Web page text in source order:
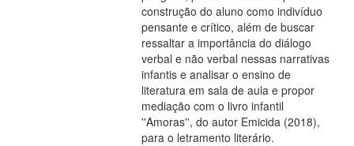
construção do aluno como indivíduo
pensante e crítico, além de buscar
ressaltar a importância do diálogo
verbal e não verbal nessas narrativas
infantis e analisar o ensino de
literatura em sala de aula e propor
mediação com o livro infantil
''Amoras'', do autor Emicida (2018),
para o letramento literário.